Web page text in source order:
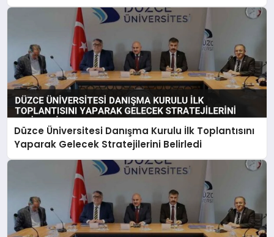
Düzce Üniversitesi Danışma Kurulu İlk Toplantısını
Yaparak Gelecek Stratejilerini Belirledi